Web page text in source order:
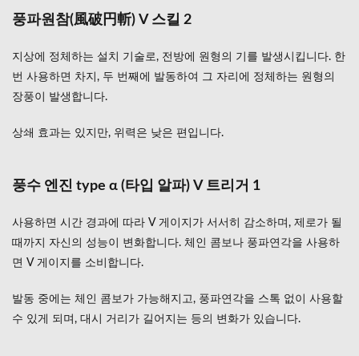
기
천천
륜(天
穿輪)
필살
断殺)
기
3
정리
풍파원참(風破円斬) V 스킬 2
지상에 정체하는 설치 기술로, 전방에 원형의 기를 발생시킵니다. 한
번 사용하면 차지, 두 번째에 발동하여 그 자리에 정체하는 원형의
장풍이 발생합니다.
상쇄 효과는 있지만, 위력은 낮은 편입니다.
풍수 엔진 type α (타입 알파) V 트리거 1
사용하면 시간 경과에 따라 V 게이지가 서서히 감소하며, 제로가 될
때까지 자신의 성능이 변화합니다. 체인 콤보나 풍파연각을 사용하
면 V 게이지를 소비합니다.
발동 중에는 체인 콤보가 가능해지고, 풍파연각을 스톡 없이 사용할
수 있게 되며, 대시 거리가 길어지는 등의 변화가 있습니다.